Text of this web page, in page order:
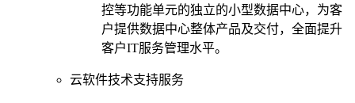
控等功能单元的独立的小型数据中心，为客
户提供数据中心整体产品及交付，全面提升
客户IT服务管理水平。
云软件技术支持服务